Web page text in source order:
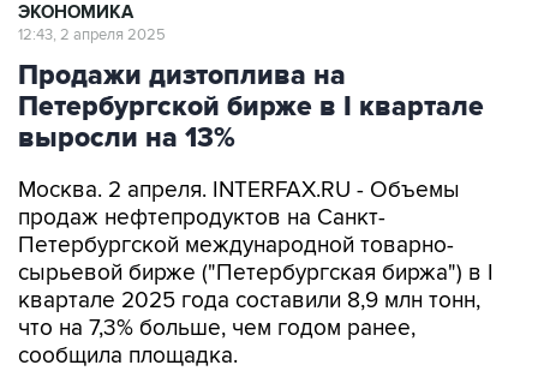
ЭКОНОМИКА
12:43, 2 апреля 2025
Продажи дизтоплива на
Петербургской бирже в I квартале
выросли на 13%
Москва. 2 апреля. INTERFAX.RU - Объемы
продаж нефтепродуктов на Санкт-
Петербургской международной товарно-
сырьевой бирже ("Петербургская биржа") в I
квартале 2025 года составили 8,9 млн тонн,
что на 7,3% больше, чем годом ранее,
сообщила площадка.